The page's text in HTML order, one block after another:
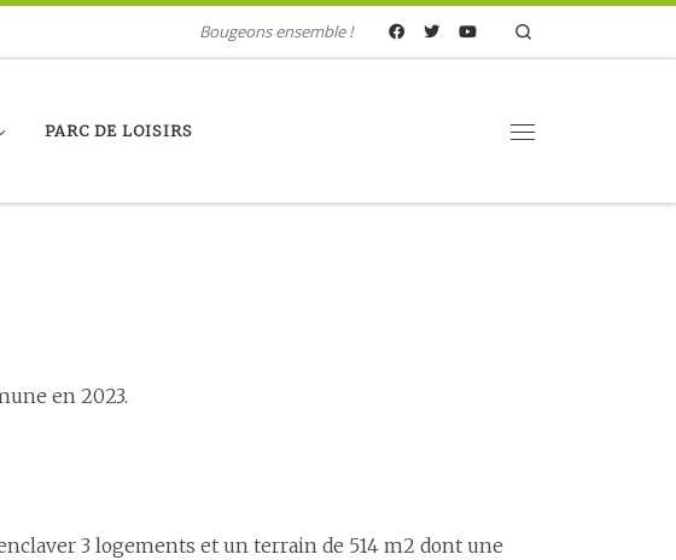
Bougeons ensemble !
PARC DE LOISIRS
en 2023.
3 logements et un terrain de 514 m2 dont une